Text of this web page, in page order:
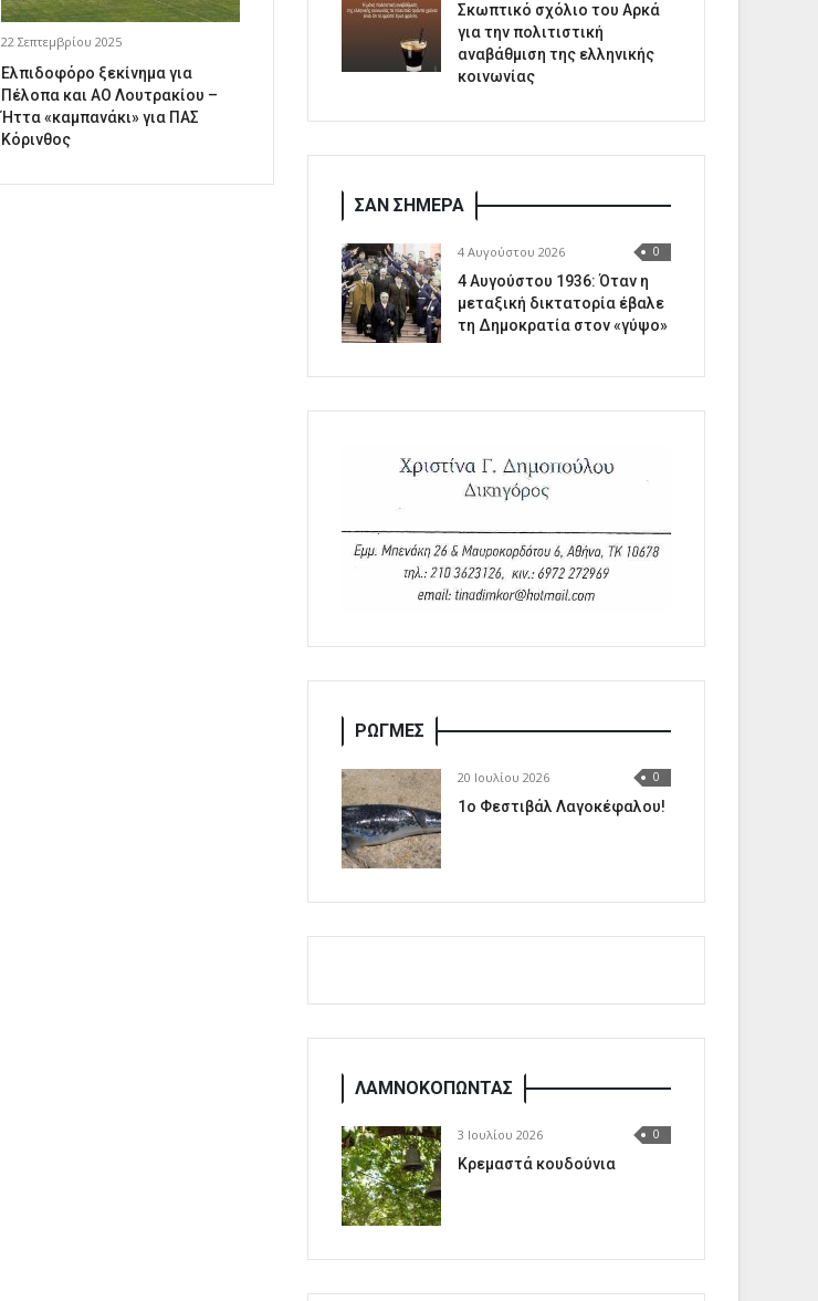
22 Σεπτεμβρίου 2025
Ελπιδοφόρο ξεκίνημα για
Πέλοπα και ΑΟ Λουτρακίου –
Ήττα «καμπανάκι» για ΠΑΣ
Κόρινθος
Σκωπτικό σχόλιο του Αρκά
για την πολιτιστική
αναβάθμιση της ελληνικής
κοινωνίας
ΣΑΝ ΣΗΜΕΡΑ
4 Αυγούστου 2026 0
4 Αυγούστου 1936: Όταν η
μεταξική δικτατορία έβαλε
τη Δημοκρατία στον «γύψο»
ΡΩΓΜΕΣ
20 Ιουλίου 2026 0
1o Φεστιβάλ Λαγοκέφαλου!
ΛΑΜΝΟΚΟΠΩΝΤΑΣ
3 Ιουλίου 2026 0
Κρεμαστά κουδούνια